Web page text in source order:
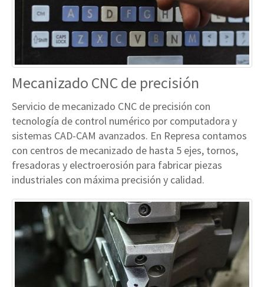
Mecanizado CNC de precisión
Servicio de mecanizado CNC de precisión con
tecnología de control numérico por computadora y
sistemas CAD-CAM avanzados. En Represa contamos
con centros de mecanizado de hasta 5 ejes, tornos,
fresadoras y electroerosión para fabricar piezas
industriales con máxima precisión y calidad.